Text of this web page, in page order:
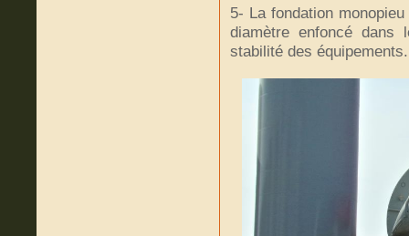
5- La fondation
diamètre enfoncé
stabilité des équipements.